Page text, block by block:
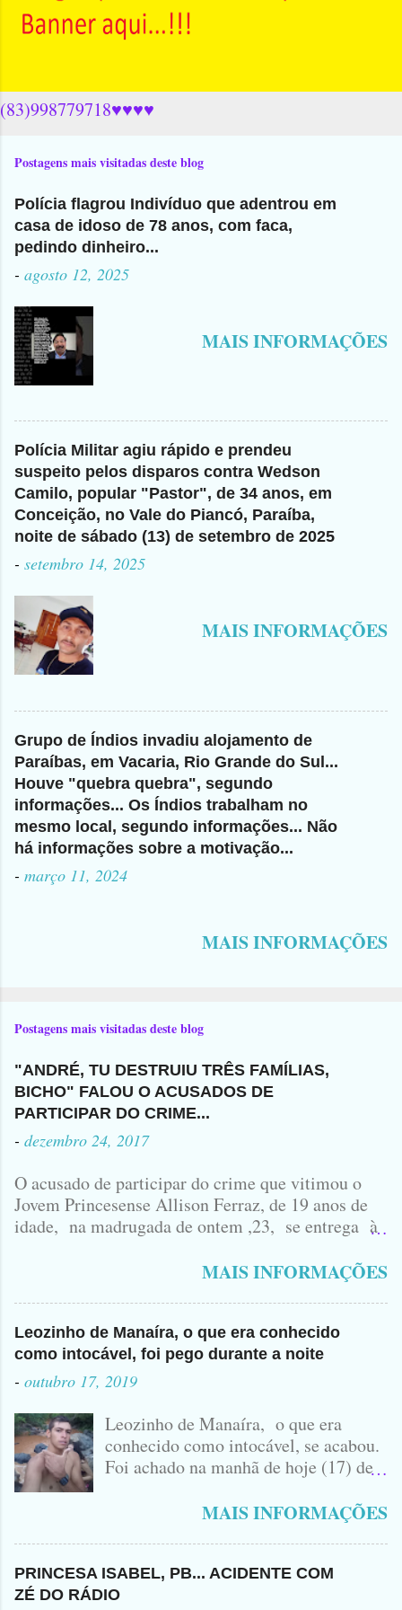
(83)998779718♥♥♥♥
Postagens mais visitadas deste blog
Polícia flagrou Indivíduo que adentrou em
casa de idoso de 78 anos, com faca,
pedindo dinheiro...
- agosto 12, 2025
MAIS INFORMAÇÕES
Polícia Militar agiu rápido e prendeu
suspeito pelos disparos contra Wedson
Camilo, popular "Pastor", de 34 anos, em
Conceição, no Vale do Piancó, Paraíba,
noite de sábado (13) de setembro de 2025
- setembro 14, 2025
MAIS INFORMAÇÕES
Grupo de Índios invadiu alojamento de
Paraíbas, em Vacaria, Rio Grande do Sul...
Houve "quebra quebra", segundo
informações... Os Índios trabalham no
mesmo local, segundo informações... Não
há informações sobre a motivação...
- março 11, 2024
MAIS INFORMAÇÕES
Postagens mais visitadas deste blog
"ANDRÉ, TU DESTRUIU TRÊS FAMÍLIAS,
BICHO" FALOU O ACUSADOS DE
PARTICIPAR DO CRIME...
- dezembro 24, 2017
O acusado de participar do crime que vitimou o
Jovem Princesense Allison Ferraz, de 19 anos de
idade, na madrugada de ontem ,23, se entrega à
vulgo ( CORRÓ ) falou como tudo aconteceu ...
MAIS INFORMAÇÕES
Leozinho de Manaíra, o que era conhecido
como intocável, foi pego durante a noite
- outubro 17, 2019
Leozinho de Manaíra, o que era
conhecido como intocável, se acabou.
Foi achado na manhã de hoje (17) de
no Sertão da Paraíba, o Lendário
Leozinho . Segundo informações , o
Criminoso Leonardo, 22 anos, foi
atingido com disparo de calibre 12. O
Procurado pela Justiça havia matado
MAIS INFORMAÇÕES
PRINCESA ISABEL, PB... ACIDENTE COM
ZÉ DO RÁDIO